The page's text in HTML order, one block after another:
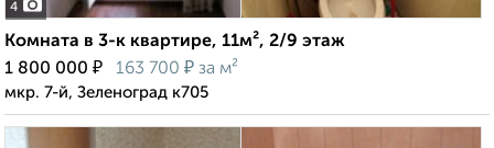
4
Комната в 3-к квартире, 11м², 2/9 этаж
1 800 000 ₽ 163 700 ₽ за м²
мкр. 7-й, Зеленоград к705